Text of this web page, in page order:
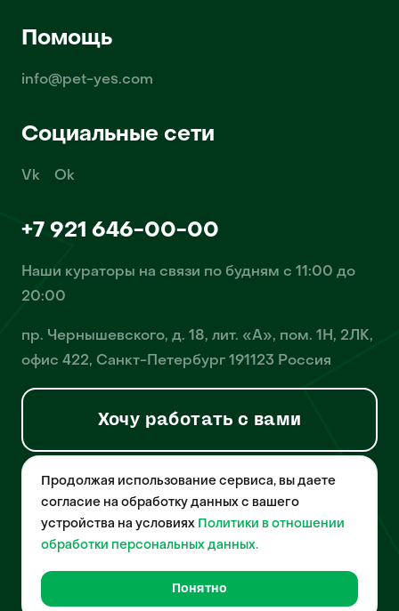
Помощь
info@pet-yes.com
Социальные сети
Vk Ok
+7 921 646-00-00
Наши кураторы на связи по будням с 11:00 до
20:00
пр. Чернышевского, д. 18, лит. «А», пом. 1Н, 2ЛК,
офис 422, Санкт-Петербург 191123 Россия
Хочу работать с вами
© 2026 Pet-Yes. ООО «Биржа домашних животных «Пет-Ес»
осуществляет деятельность в области информационных
технологий, деятельность по разработке и эксплуатации
собственного программного обеспечения, деятельность
порталов в информационно-коммуникационной сети Интернет и
домашних животных», свидетельство о регистрации
№2021612018 от 10 февраля 2021 года.
Продолжая использование сервиса, вы даете
согласие на обработку данных с вашего
устройства на условиях Политики в отношении
обработки персональных данных.
Понятно